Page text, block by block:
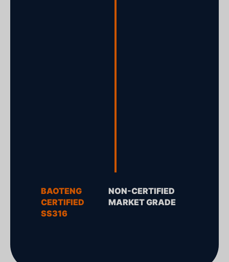
BAOTENG
CERTIFIED
SS316
NON-CERTIFIED
MARKET GRADE